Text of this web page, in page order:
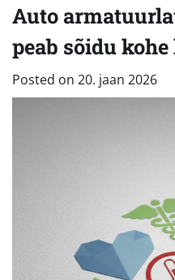
Auto
peab sõidu
Posted on 20. jaan 2026